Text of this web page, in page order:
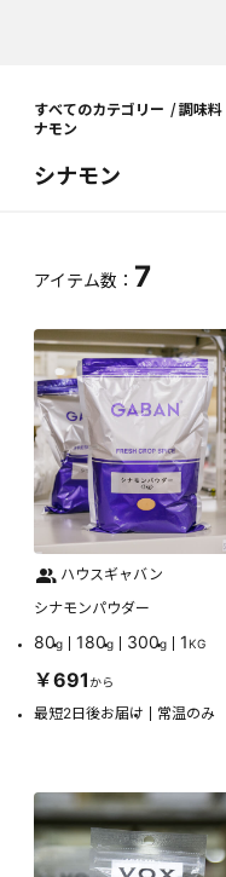
すべてのカテゴリー 調味
ナモン
シナモン
アイテム数： 7
ハウスギャバン
シナモンパウダー
80g 180g 300g 1KG
￥691から
最短2日後お届け 常温のみ